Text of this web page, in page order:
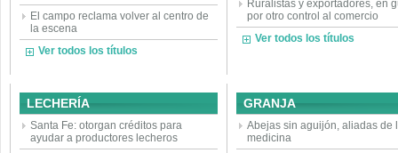
El campo reclama volver al centro de
la escena
Ver todos los títulos
Ruralistas y exportadores, en
por otro control al comercio
Ver todos los títulos
LECHERÍA
Santa Fe: otorgan créditos para
ayudar a productores lecheros
GRANJA
Abejas sin aguijón, aliadas de
medicina